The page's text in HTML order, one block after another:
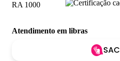
Atendimento em libras